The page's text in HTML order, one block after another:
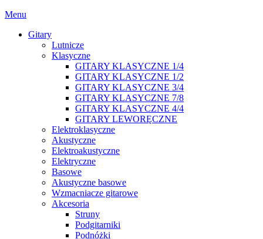
Menu
Gitary
Lutnicze
Klasyczne
GITARY KLASYCZNE 1/4
GITARY KLASYCZNE 1/2
GITARY KLASYCZNE 3/4
GITARY KLASYCZNE 7/8
GITARY KLASYCZNE 4/4
GITARY LEWORĘCZNE
Elektroklasyczne
Akustyczne
Elektroakustyczne
Elektryczne
Basowe
Akustyczne basowe
Wzmacniacze gitarowe
Akcesoria
Struny
Podgitarniki
Podnóżki